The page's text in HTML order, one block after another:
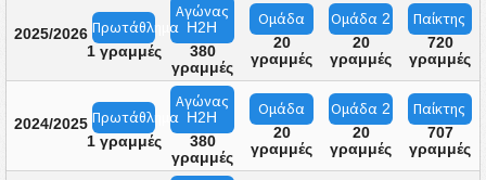
2025/2026 Πρωτάθλημα
1 γραμμές
Αγώνας
H2H
380
γραμμές
Ομάδα
20
γραμμές
Ομάδα 2
20
γραμμές
Παίκτης
720
γραμμές
2024/2025 Πρωτάθλημα
1 γραμμές
Αγώνας
H2H
380
γραμμές
Ομάδα
20
γραμμές
Ομάδα 2
20
γραμμές
Παίκτης
707
γραμμές